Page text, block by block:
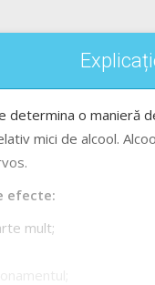
determina o manieră
mici de alcool.
efecte:
mult;